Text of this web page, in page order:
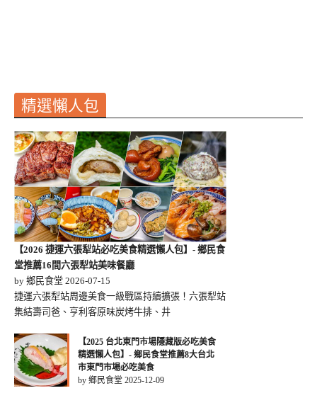
精選懶人包
【2026 捷運六張犁站必吃美食精選懶人包】- 鄉民食
堂推薦16間六張犁站美味餐廳
by 鄉民食堂 2026-07-15
捷運六張犁站周邊美食一級戰區持續擴張！六張犁站
集結壽司爸、亨利客原味炭烤牛排、井
【2025 台北東門市場隱藏版必吃美食
精選懶人包】- 鄉民食堂推薦8大台北
市東門市場必吃美食
by 鄉民食堂 2025-12-09